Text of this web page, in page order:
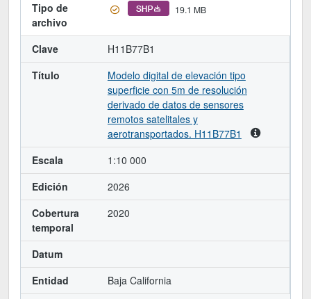
Tipo de
archivo
19.1 MB
Clave
H11B77B1
Título
Modelo digital de elevación tipo
superficie con 5m de resolución
derivado de datos de sensores
remotos satelitales y
aerotransportados. H11B77B1
Escala
1:10 000
Edición
2026
Cobertura
temporal
2020
Datum
Entidad
Baja California